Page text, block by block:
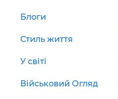
Блоги
Стиль життя
У світі
Військовий Огляд